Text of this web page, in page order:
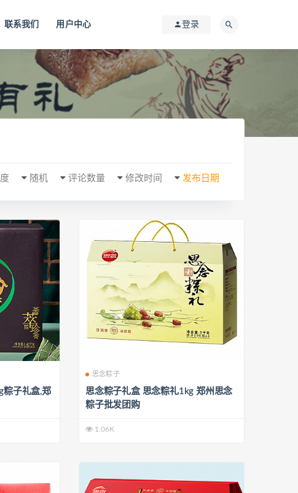
联系我们 用户中心 登录
发布日期
修改时间
评论数量
随机
粽子礼盒,郑
思念粽子
思念粽子礼盒 思念粽礼1kg 郑州思念
粽子批发团购
1.06K